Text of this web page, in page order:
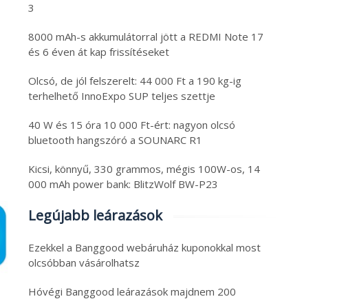
3
8000 mAh-s akkumulátorral jött a REDMI Note 17
és 6 éven át kap frissítéseket
Olcsó, de jól felszerelt: 44 000 Ft a 190 kg-ig
terhelhető InnoExpo SUP teljes szettje
40 W és 15 óra 10 000 Ft-ért: nagyon olcsó
bluetooth hangszóró a SOUNARC R1
Kicsi, könnyű, 330 grammos, mégis 100W-os, 14
000 mAh power bank: BlitzWolf BW-P23
Legújabb leárazások
Ezekkel a Banggood webáruház kuponokkal most
olcsóbban vásárolhatsz
Hóvégi Banggood leárazások majdnem 200